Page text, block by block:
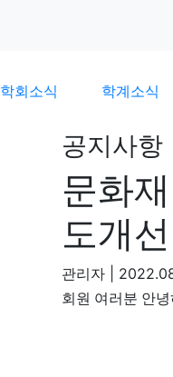
학회소식 학계소식
공지사항
문화
도개
관리자
회원 여러분 안